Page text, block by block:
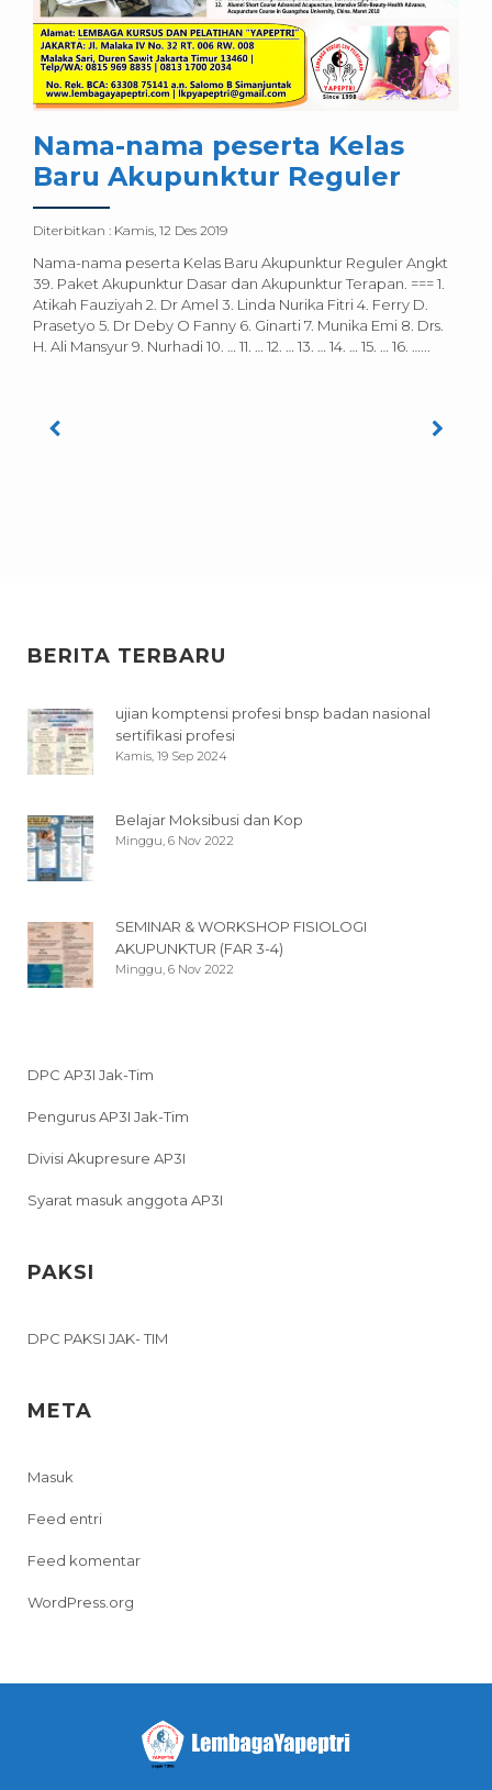
Nama-nama peserta Kelas
Baru Akupunktur Reguler
Diterbitkan : Kamis, 12 Des 2019
Nama-nama peserta Kelas Baru Akupunktur Reguler Angkt
39. Paket Akupunktur Dasar dan Akupunktur Terapan. === 1.
Atikah Fauziyah 2. Dr Amel 3. Linda Nurika Fitri 4. Ferry D.
Prasetyo 5. Dr Deby O Fanny 6. Ginarti 7. Munika Emi 8. Drs.
H. Ali Mansyur 9. Nurhadi 10. … 11. … 12. … 13. … 14. … 15. … 16. …...
BERITA TERBARU
ujian komptensi profesi bnsp badan nasional
sertifikasi profesi
Kamis, 19 Sep 2024
Belajar Moksibusi dan Kop
Minggu, 6 Nov 2022
SEMINAR & WORKSHOP FISIOLOGI
AKUPUNKTUR (FAR 3-4)
Minggu, 6 Nov 2022
DPC AP3I Jak-Tim
Pengurus AP3I Jak-Tim
Divisi Akupresure AP3I
Syarat masuk anggota AP3I
PAKSI
DPC PAKSI JAK- TIM
META
Masuk
Feed entri
Feed komentar
WordPress.org